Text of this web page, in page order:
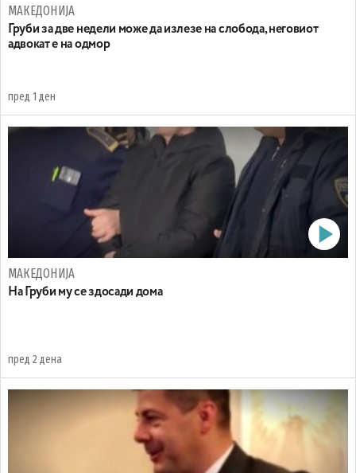
МАКЕДОНИЈА
Груби за две недели може да излезе на слобода, неговиот
адвокат е на одмор
пред 1 ден
МАКЕДОНИЈА
На Груби му се здосади дома
пред 2 дена